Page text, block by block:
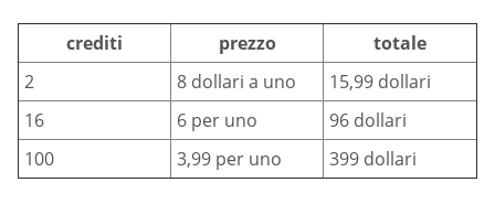
crediti prezzo
totale
2
8 dollari a uno
15,99 dollari
16
6 per uno
96 dollari
100
3,99 per uno 399 dollari